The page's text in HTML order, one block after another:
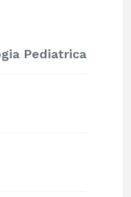
Pediatrica